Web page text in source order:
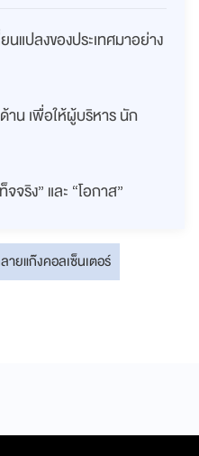
แปลงของประเทศมาอย่าง
น เพื่อให้ผู้บริหาร นัก
จริง” และ “โอกาส”
ายแก๊งคอลเซ็นเตอร์